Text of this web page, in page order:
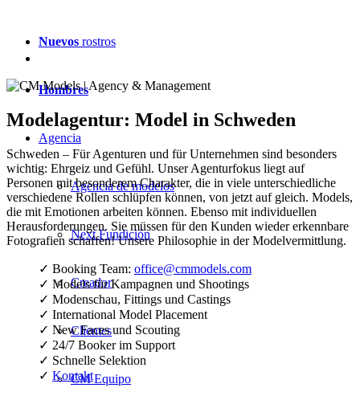
Nuevos rostros
Hombres
Agencia
Agencia de modelos
Next Fundición
Creador
Clientes
CM Equipo
Modelagentur: Model in Schweden
Schweden – Für Agenturen und für Unternehmen sind besonders
wichtig: Ehrgeiz und Gefühl. Unser Agenturfokus liegt auf
Personen mit besonderem Charakter, die in viele unterschiedliche
verschiedene Rollen schlüpfen können, von jetzt auf gleich. Models,
die mit Emotionen arbeiten können. Ebenso mit individuellen
Herausforderungen. Sie müssen für den Kunden wieder erkennbare
Fotografien schaffen! Unsere Philosophie in der Modelvermittlung.
✓ Booking Team: office@cmmodels.com
✓ Models für Kampagnen und Shootings
✓ Modenschau, Fittings und Castings
✓ International Model Placement
✓ New Faces und Scouting
✓ 24/7 Booker im Support
✓ Schnelle Selektion
✓ Kontakt